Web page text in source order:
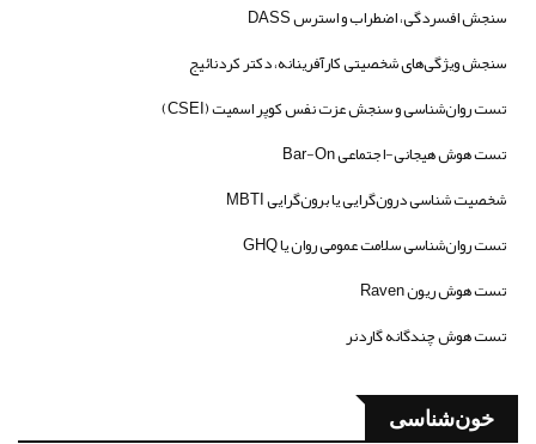
سنجش افسردگی، اضطراب و استرس DASS
سنجش ویژگی‌های شخصیتی کارآفرینانه، دکتر کردنائیج
تست روان‌شناسی و سنجش عزت نفس کوپر اسمیت (CSEI)
تست هوش هیجانی-اجتماعی Bar-On
شخصیت شناسی درون‌گرایی یا برون‌گرایی MBTI
تست روان‌شناسی سلامت عمومی روان یا GHQ
تست هوش ریون Raven
تست هوش چندگانه گاردنر
خون‌شناسی